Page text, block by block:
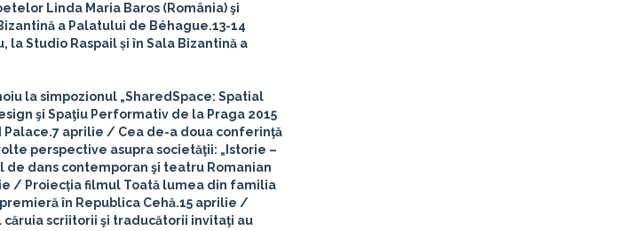
Linda Maria Baros (România) şi
a Palatului de Béhague.13-14
la Studio Raspail și în Sala Bizantină a
la simpozionul „SharedSpace: Spatial
şi Spaţiu Performativ de la Praga 2015
Palace.7 aprilie / Cea de-a doua conferinţă
perspective asupra societăţii: „Istorie –
de dans contemporan şi teatru Romanian
/ Proiecția filmul Toată lumea din familia
în Republica Cehă.15 aprilie /
scriitorii şi traducătorii invitaţi au